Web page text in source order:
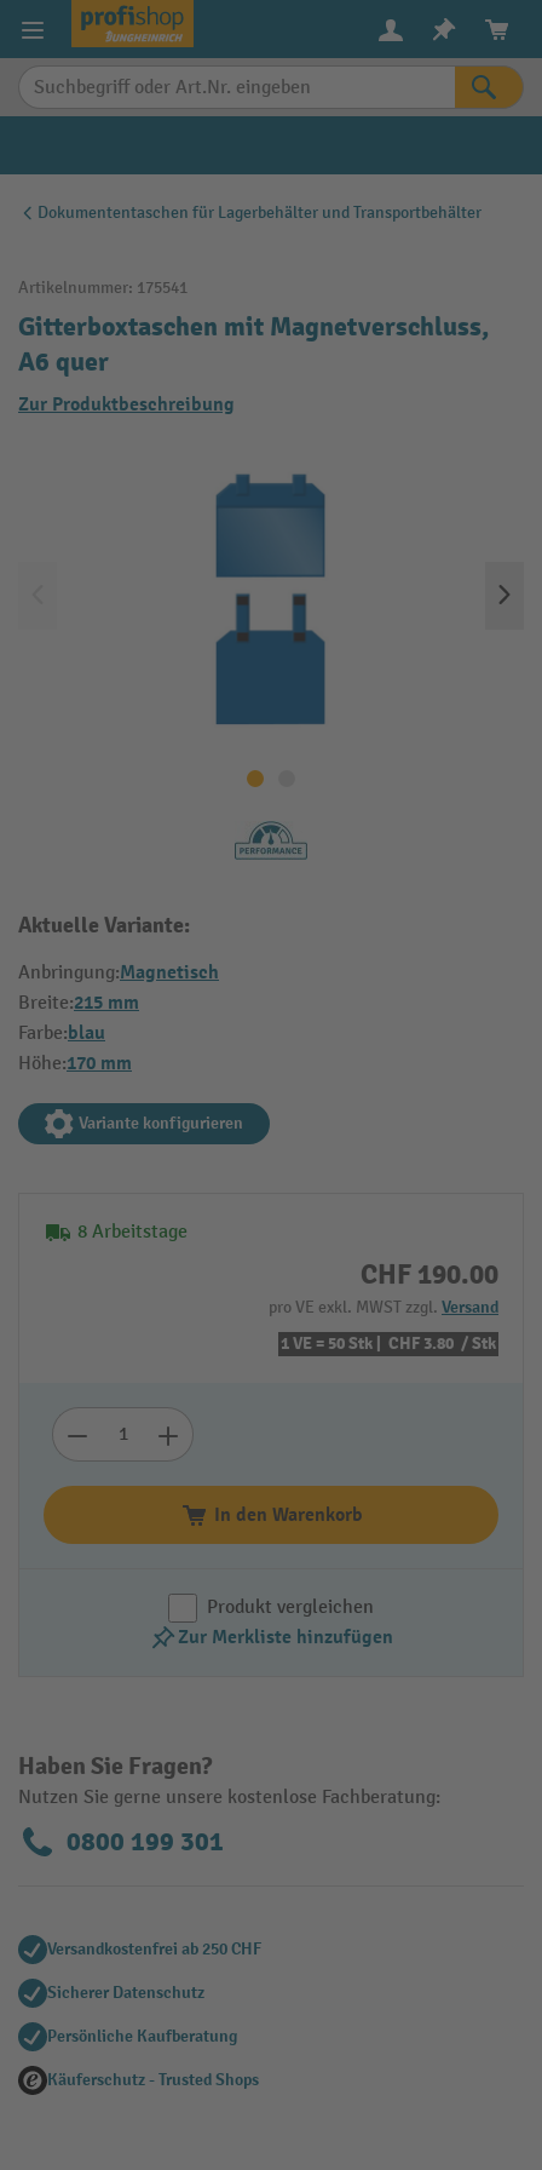
springen
Dokumententaschen für Lagerbehälter und Transportbehälter
Artikelnummer: 175541
Gitterboxtaschen mit Magnetverschluss,
A6 quer
Zur Produktbeschreibung
Aktuelle Variante:
Anbringung:Magnetisch
Breite:215 mm
Farbe:blau
Höhe:170 mm
Variante konfigurieren
8 Arbeitstage
CHF 190.00
pro VE exkl. MWST zzgl. Versand
1 VE = 50 Stk | CHF 3.80 / Stk
In den Warenkorb
Produkt vergleichen
Zur Merkliste hinzufügen
Haben Sie Fragen?
Nutzen Sie gerne unsere kostenlose Fachberatung:
0800 199 301
Versandkostenfrei ab 250 CHF
Sicherer Datenschutz
Persönliche Kaufberatung
Käuferschutz - Trusted Shops